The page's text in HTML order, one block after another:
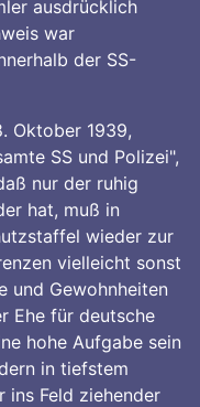
ausdrücklich
war
der SS-
Oktober 1939,
SS und Polizei",
nur der ruhig
hat, muß in
wieder zur
vielleicht sonst
und Gewohnheiten
Ehe für deutsche
hohe Aufgabe sein
in tiefstem
ins Feld ziehender